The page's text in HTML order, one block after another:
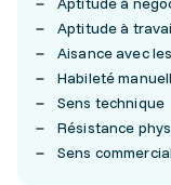
Aptitude à
Aisance avec
Habileté
Sens technique
Résistance
Sens commercial